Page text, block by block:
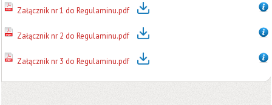
Załącznik nr 1 do Regulaminu.pdf
Załącznik nr 2 do Regulaminu.pdf
Załącznik nr 3 do Regulaminu.pdf